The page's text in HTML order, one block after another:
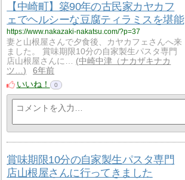
【中崎町】築90年の古民家カヤカフ
ェでヘルシーな豆腐ティラミスを堪能
https://www.nakazaki-nakatsu.com/?p=37
妻と山根屋さんで夕食後、カヤカフェさんへ来
ました。 賞味期限10分の自家製生パスタ専門
店山根屋さんに…
中崎中津（ナカザキナカ
ツ…
6年前
いいね！
0
賞味期限10分の自家製生パスタ専門
店山根屋さんに行ってきました